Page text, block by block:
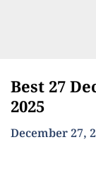
Best 27
2025
December 27,